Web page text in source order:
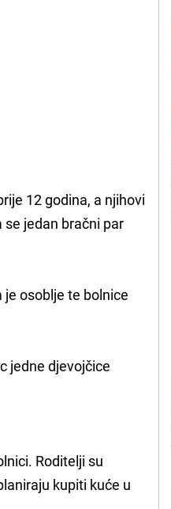
12 godina, a njihovi
jedan bračni par
je osoblje te bolnice
jedne djevojčice
Roditelji su
kupiti kuće u